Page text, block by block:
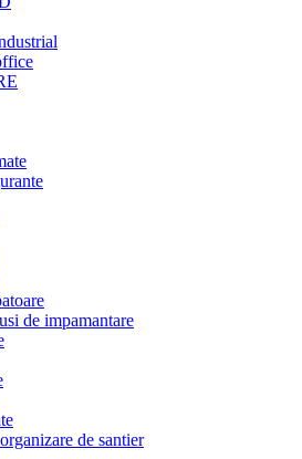
de impamantare
de santier